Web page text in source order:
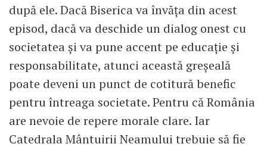
după ele. Dacă Biserica va învăța din acest
episod, dacă va deschide un dialog onest cu
societatea și va pune accent pe educație și
responsabilitate, atunci această greșeală
poate deveni un punct de cotitură benefic
pentru întreaga societate. Pentru că România
are nevoie de repere morale clare. Iar
Catedrala Mântuirii Neamului trebuie să fie